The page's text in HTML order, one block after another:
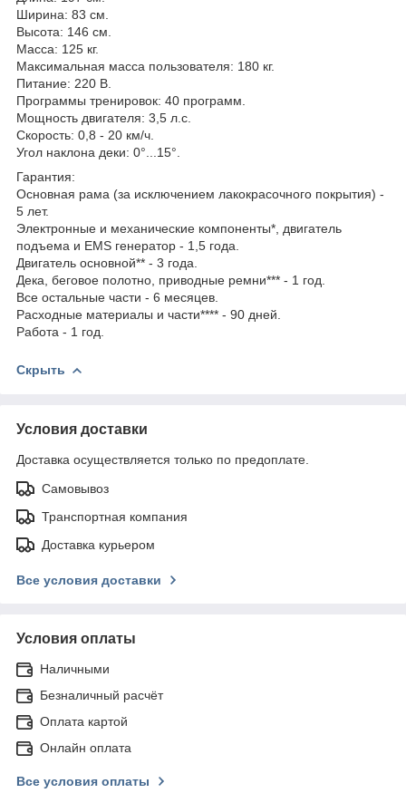
Ширина: 83 см.
Высота: 146 см.
Масса: 125 кг.
Максимальная масса пользователя: 180 кг.
Питание: 220 В.
Программы тренировок: 40 программ.
Мощность двигателя: 3,5 л.с.
Скорость: 0,8 - 20 км/ч.
Угол наклона деки: 0°...15°.
Гарантия:
Основная рама (за исключением лакокрасочного покрытия) -
5 лет.
Электронные и механические компоненты*, двигатель
подъема и EMS генератор - 1,5 года.
Двигатель основной** - 3 года.
Дека, беговое полотно, приводные ремни*** - 1 год.
Все остальные части - 6 месяцев.
Расходные материалы и части**** - 90 дней.
Работа - 1 год.
Скрыть
Условия доставки
Доставка осуществляется только по предоплате.
Самовывоз
Транспортная компания
Доставка курьером
Все условия доставки
Условия оплаты
Наличными
Безналичный расчёт
Оплата картой
Онлайн оплата
Все условия оплаты